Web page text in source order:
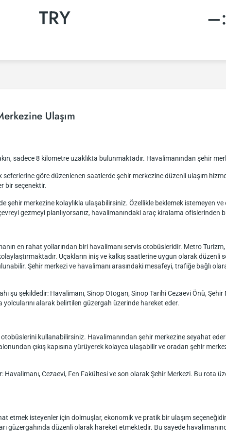
TRY
Ulaşım
sadece 8 kilometre uzaklıkta bulunmaktadır. Havalimanından şehir
göre düzenlenen saatlerde şehir merkezine düzenli ulaşım
bir seçenektir.
şehir merkezine kolaylıkla ulaşabilirsiniz. Özellikle beklemek istemeyen
gezmeyi planlıyorsanız, havalimanındaki araç kiralama
en rahat yollarından biri havalimanı servis otobüsleridir. Metro
Uçakların iniş ve kalkış saatlerine uygun olarak düzenli
Şehir merkezi ve havalimanı arasındaki mesafeyi, trafiğe bağlı
şu şekildedir: Havalimanı, Sinop Otogarı, Sinop Tarihi Cezaevi Önü,
yolcularını alarak belirtilen güzergah üzerinde hareket eder.
kullanabilirsiniz. Havalimanından şehir merkezine seyahat
çıkış kapısına yürüyerek kolayca ulaşabilir ve oradan şehir
Cezaevi, Fen Fakültesi ve son olarak Şehir Merkezi. Bu rota
etmek isteyenler için dolmuşlar, ekonomik ve pratik bir ulaşım
güzergahında düzenli olarak hareket etmektedir. Bu sayede